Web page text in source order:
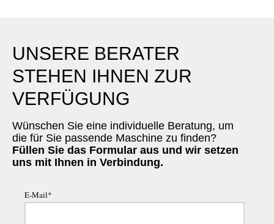
UNSERE BERATER
STEHEN IHNEN ZUR
VERFÜGUNG
Wünschen Sie eine individuelle Beratung, um
die für Sie passende Maschine zu finden?
Füllen Sie das Formular aus und wir setzen
uns mit Ihnen in Verbindung.
E-Mail*